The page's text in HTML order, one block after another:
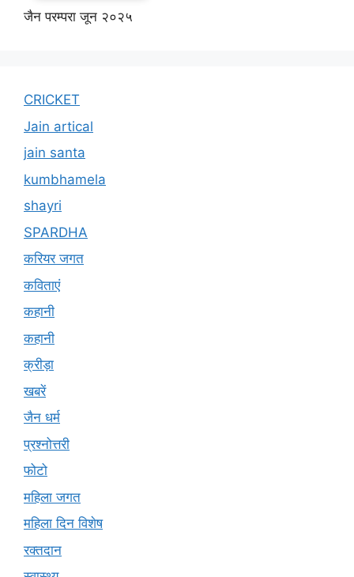
जैन परम्परा जून २०२५
CRICKET
Jain artical
jain santa
kumbhamela
shayri
SPARDHA
करियर जगत
कविताएं
कहानी
कहानी
क्रीड़ा
खबरें
जैन धर्म
प्रश्नोत्तरी
फोटो
महिला जगत
महिला दिन विशेष
रक्तदान